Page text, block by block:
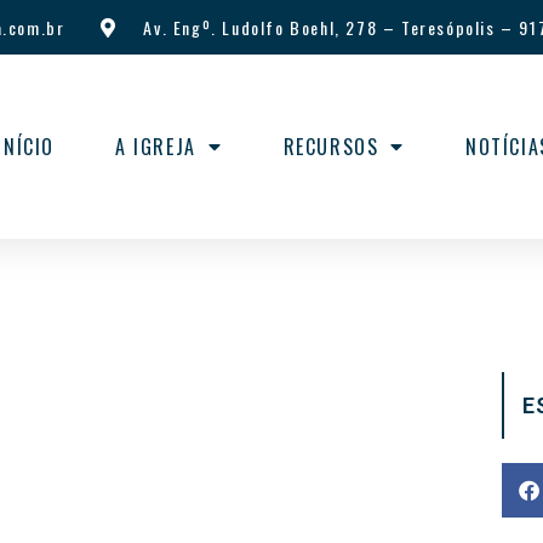
Av. Engº. Ludolfo Boehl, 278 – Teresópolis –
A IGREJA RECURSOS